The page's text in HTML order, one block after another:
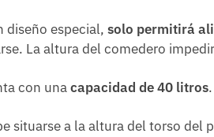
diseño especial, solo permitirá
La altura del comedero
con unacapacidad de 40 litros.
situarse a la altura del torso del